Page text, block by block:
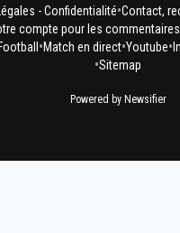
- Confidentialité•Contact,
compte pour les
Football •Match en direct•Youtube•
•Sitemap
Powered by Newsifier